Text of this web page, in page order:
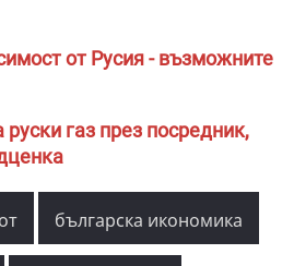
от Русия - възможните
руски газ през посредник,
българска икономика